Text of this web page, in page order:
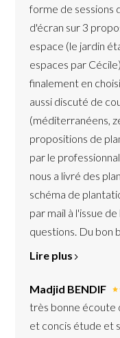
forme de sessions
d'écran sur 3
espace (le jardin
espaces par
finalement en
aussi discuté de
(méditerranéens,
propositions de
par le
nous a livré des
schéma de
par mail à l'issue
questions. Du bon
Lire plus
Madjid BENDIF
très bonne écoute
et concis étude et